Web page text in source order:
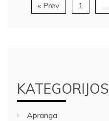
« Prev 1 …
KATEGORIJOS
Apranga